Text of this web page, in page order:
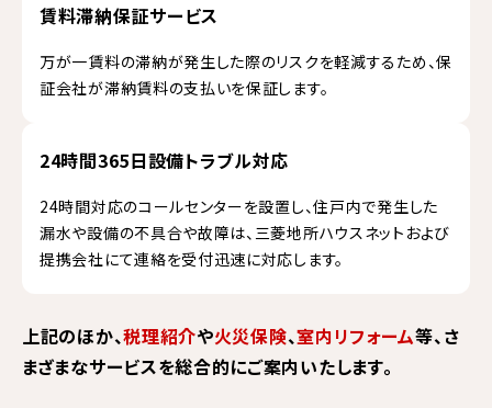
賃料滞納保証サービス
万が一賃料の滞納が発生した際のリスクを軽減するため、保
証会社が滞納賃料の支払いを保証します。
24時間365日設備トラブル対応
24時間対応のコールセンターを設置し、住戸内で発生した
漏水や設備の不具合や故障は、三菱地所ハウスネットおよび
提携会社にて連絡を受付迅速に対応します。
上記のほか、税理紹介や火災保険、室内リフォーム等、さ
まざまなサービスを総合的にご案内いたします。